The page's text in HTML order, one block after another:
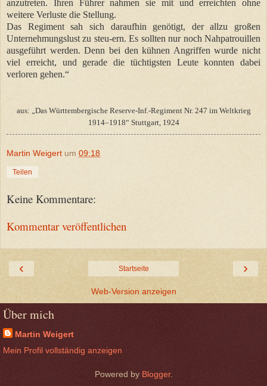
anzutreten. Ihren Führer nahmen sie mit und erreichten ohne
weitere Verluste die Stellung.
Das Regiment sah sich daraufhin genötigt, der allzu großen
Unternehmungslust zu steu-ern. Es sollten nur noch Nahpatrouillen
ausgeführt werden. Denn bei den kühnen Angriffen wurde nicht
viel erreicht, und gerade die tüchtigsten Leute konnten dabei
verloren gehen.“
aus: „Das Württembergische Reserve-Inf.-Regiment Nr. 247 im Weltkrieg
1914–1918“ Stuttgart, 1924
Martin Weigert um 09:18
Teilen
Keine Kommentare:
Kommentar veröffentlichen
‹ ›
Startseite
Web-Version anzeigen
Über mich
Martin Weigert
Mein Profil vollständig anzeigen
Powered by Blogger.